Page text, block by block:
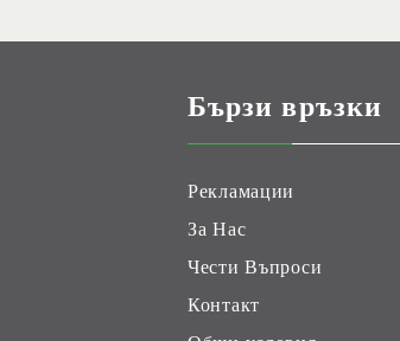
Бързи връзки
Рекламации
За Нас
Чести Въпроси
Контакт